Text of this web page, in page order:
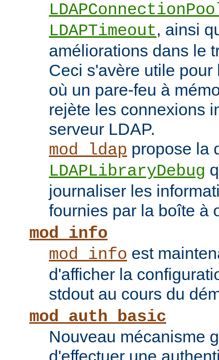
LDAPTimeout, ainsi
améliorations dans le
Ceci s'avère utile
où un pare-feu à
rejète les connexions
serveur LDAP.
mod_ldap propose la
LDAPLibraryDebug
journaliser les
fournies par la boîte à
mod_info
mod_info est
d'afficher la
stdout au cours du
mod_auth_basic
Nouveau mécanisme